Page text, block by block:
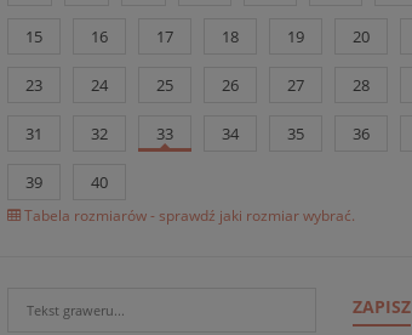
15 16 17 18 19 20
23 24 25 26 27 28
31 32 33 34 35 36
39 40
Tabela rozmiarów - sprawdź jaki rozmiar wybrać.
ZAPISZ